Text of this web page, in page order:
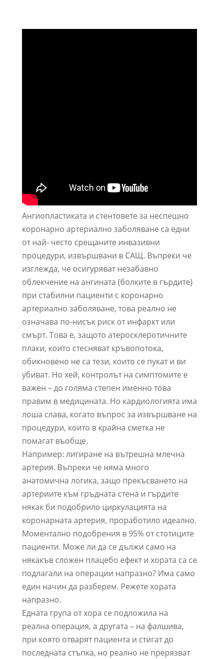
Ангиопластиката и стентовете за неспешно
коронарно артериално заболяване са едни
от най- често срещаните инвазивни
процедури, извършвани в САЩ. Въпреки че
изглежда, че осигуряват незабавно
облекчение на ангината (болките в гърдите)
при стабилни пациенти с коронарно
артериално заболяване, това реално не
означава по-нисък риск от инфаркт или
смърт. Това е, защото атеросклеротичните
плаки, които стесняват кръвопотока,
обикновено не са тези, които се пукат и ви
убиват. Но хей, контролът на симптомите е
важен – до голяма степен именно това
правим в медицината. Но кардиологията има
лоша слава, когато въпрос за извършване на
процедури, които в крайна сметка не
помагат въобще.
Например: лигиране на вътрешна млечна
артерия. Въпреки че няма много
анатомична логика, защо прекъсването на
артериите към гръдната стена и гърдите
някак би подобрило циркулацията на
коронарната артерия, проработило идеално.
Моментално подобрения в 95% от стотиците
пациенти. Може ли да се дължи само на
някакъв сложен плацебо ефект и хората са се
подлагали на операции напразно? Има само
един начин да разберем. Режете хората
напразно.
Едната група от хора се подложила на
реална операция, а другата – на фалшива,
при която отварят пациента и стигат до
последната стъпка, но реално не прерязват